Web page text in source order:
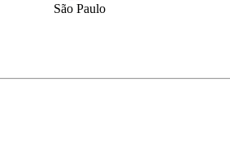
São Paulo